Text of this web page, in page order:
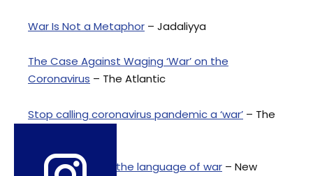
War Is Not a Metaphor – Jadaliyya
The Case Against Waging ‘War’ on the
Coronavirus – The Atlantic
Stop calling coronavirus pandemic a ‘war’ – The
Coronavirus and the language of war – New